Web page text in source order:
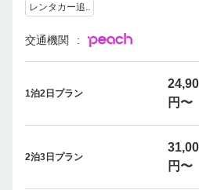
レンタカー追..
交通機関
1泊2日プラン
円〜
2泊3日プラン
円〜